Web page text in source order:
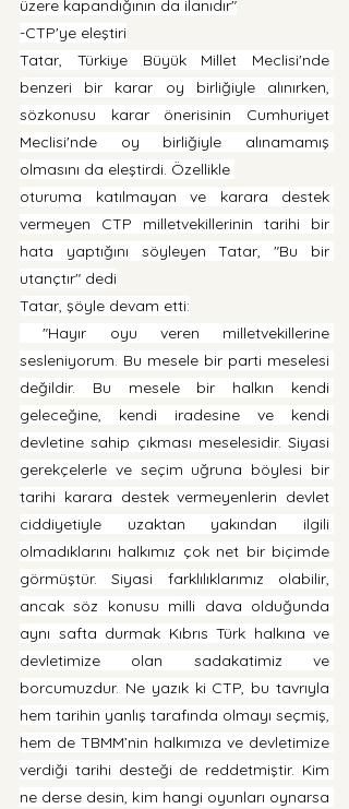
üzere kapandığının da ilanıdır"
-CTP'ye eleştiri
Tatar, Türkiye Büyük Millet Meclisi'nde
benzeri bir karar oy birliğiyle alınırken,
sözkonusu karar önerisinin Cumhuriyet
Meclisi'nde oy birliğiyle alınamamış
olmasını da eleştirdi. Özellikle
oturuma katılmayan ve karara destek
vermeyen CTP milletvekillerinin tarihi bir
hata yaptığını söyleyen Tatar, "Bu bir
utançtır" dedi
Tatar, şöyle devam etti:
"Hayır oyu veren milletvekillerine
sesleniyorum. Bu mesele bir parti meselesi
değildir. Bu mesele bir halkın kendi
geleceğine, kendi iradesine ve kendi
devletine sahip çıkması meselesidir. Siyasi
gerekçelerle ve seçim uğruna böylesi bir
tarihi karara destek vermeyenlerin devlet
ciddiyetiyle uzaktan yakından ilgili
olmadıklarını halkımız çok net bir biçimde
görmüştür. Siyasi farklılıklarımız olabilir,
ancak söz konusu milli dava olduğunda
aynı safta durmak Kıbrıs Türk halkına ve
devletimize olan sadakatimiz ve
borcumuzdur. Ne yazık ki CTP, bu tavrıyla
hem tarihin yanlış tarafında olmayı seçmiş,
hem de TBMM’nin halkımıza ve devletimize
verdiği tarihi desteği de reddetmiştir. Kim
ne derse desin, kim hangi oyunları oynarsa